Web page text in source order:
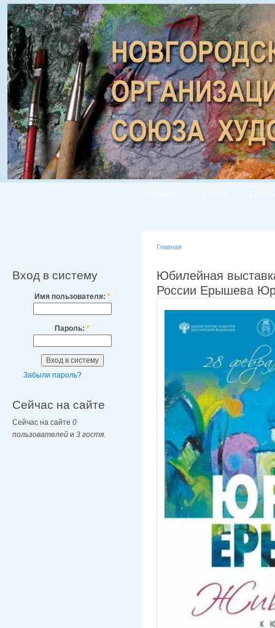
Вход в систему
Имя пользователя: *
Пароль: *
Забыли пароль?
Сейчас на сайте
Сейчас на сайте 0
пользователей и 3 гостя
Главная
Юбилейная
России Ерышева